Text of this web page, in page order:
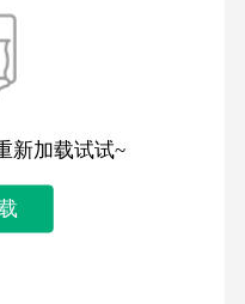
新加载试试~